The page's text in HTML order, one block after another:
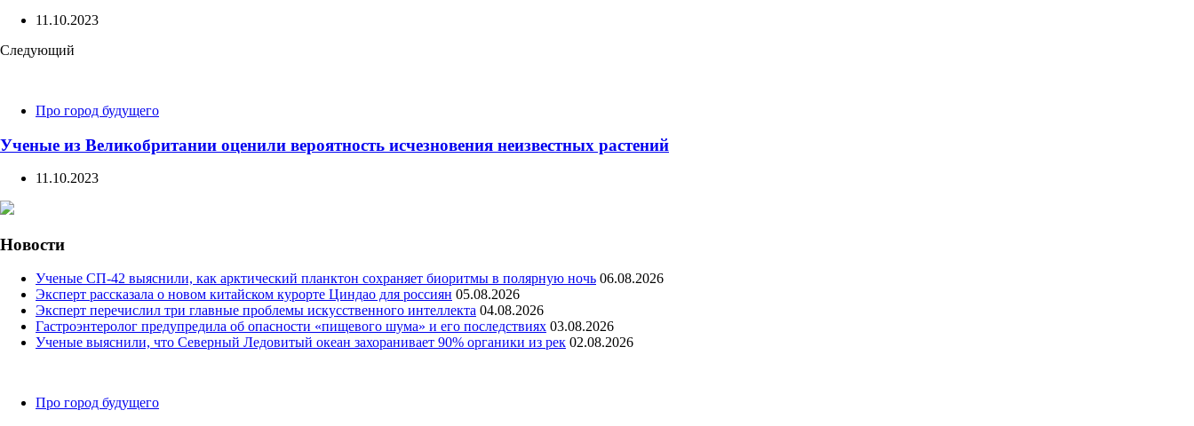
11.10.2023
Следующий
Про город будущего
Ученые из Великобритании оценили вероятность исчезновения неизвестных растений
11.10.2023
Новости
Ученые СП-42 выяснили, как арктический планктон сохраняет биоритмы в полярную ночь 06.08.2026
Эксперт рассказала о новом китайском курорте Циндао для россиян 05.08.2026
Эксперт перечислил три главные проблемы искусственного интеллекта 04.08.2026
Гастроэнтеролог предупредила об опасности «пищевого шума» и его последствиях 03.08.2026
Ученые выяснили, что Северный Ледовитый океан захоранивает 90% органики из рек 02.08.2026
CategoriesПро город будущего